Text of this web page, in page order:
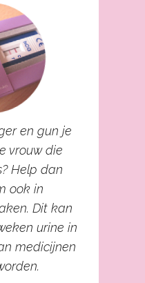
en gun je
vrouw die
Help dan
ook in
Dit kan
urine in
medicijnen